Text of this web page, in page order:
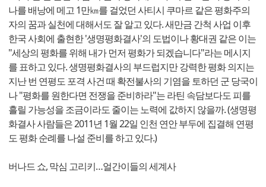
나를 배낭에 메고 1만㎞를 걸었던 사티시 쿠마르 같은 평화주의
자의 꿈과 실천에 대해서도 잘 알고 있다. 새만금 간척 사업 이후
한국 사회에 출현한 '생명평화결사'의 도법이나 황대권 같은 이는
"세상의 평화를 위해 내가 먼저 평화가 되겠습니다"라는 메시지
를 표하고 있다. 생명평화결사의 부드럽지만 강력한 평화 의지는
지난 번 연평도 포격 사건 때 확전불사의 기염을 토하던 군 당국이
나 "평화를 원한다면 전쟁을 준비하라"는 라틴 속담보다도 피를
흘릴 가능성을 조금이라도 줄이는 노력에 값하지 않을까. (생명평
화결사 사람들은 2011년 1월 22일 인천 연안 부두에 집결해 연평
도 평화 순례를 나설 준비를 하고 있다.)
버나드 쇼, 막심 고리키…얼간이들의 세계사